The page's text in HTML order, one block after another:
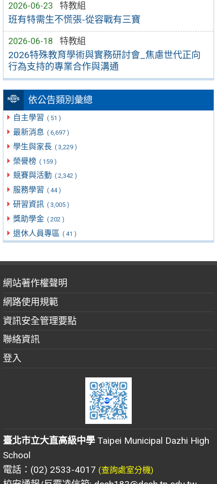
2026-06-23 特教組
班有特需生不慌張-從容戰有三寶
2026-06-18 特教組
2026特殊教育學術與實務研討會_焦慮世代正向
行為支持的專業合作與溝通
依公告類別彙總
自主學習 ( 51 )
最新消息 ( 6,697 )
學生與家長 ( 3,229 )
榮譽榜 ( 159 )
競賽與活動 ( 2,342 )
服務學習 ( 44 )
研習資訊 ( 3,005 )
獎助學金 ( 202 )
退休人員專區 ( 41 )
網站著作權聲明
網路使用規範
資訊安全管理要點
聯絡資訊
登入
臺北市立大直高級中學 Taipei Municipal Dazhi High
School
電話：(02) 2533-4017 (查詢處室分機)